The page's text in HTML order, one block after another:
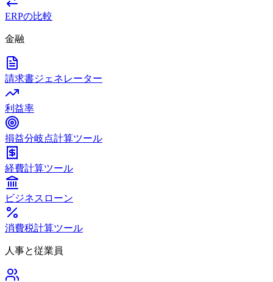
ERPの比較
金融
請求書ジェネレーター
利益率
損益分岐点計算ツール
経費計算ツール
ビジネスローン
消費税計算ツール
人事と従業員